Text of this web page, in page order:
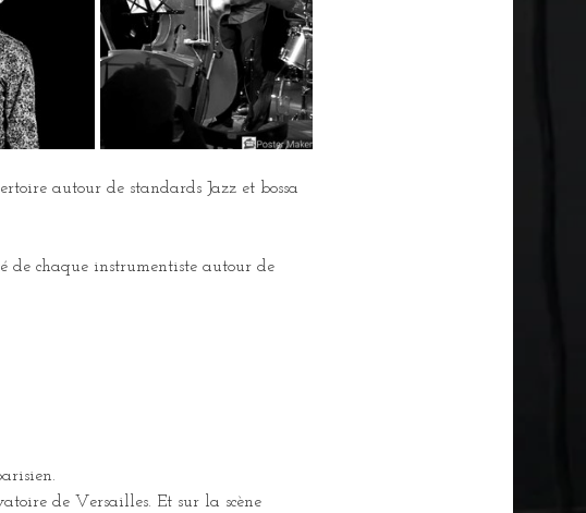
autour de standards Jazz et bossa
de chaque instrumentiste autour de
de Versailles. Et sur la scène